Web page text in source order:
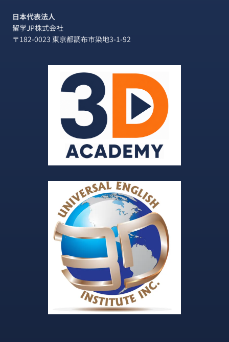
日本代表法人
留学JP株式会社
〒182-0023 東京都調布市染地3-1-92